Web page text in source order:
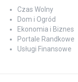
Czas Wolny
Dom i Ogród
Ekonomia i Biznes
Portale Randkowe
Usługi Finansowe